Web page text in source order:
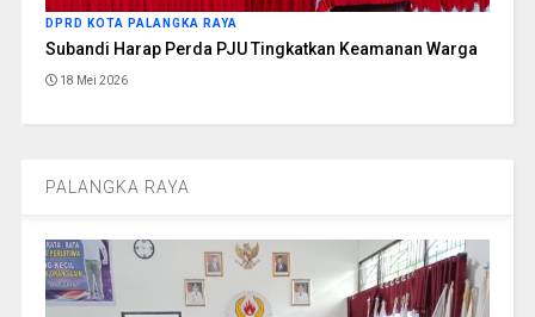
DPRD KOTA PALANGKA RAYA
Subandi Harap Perda PJU Tingkatkan Keamanan Warga
18 Mei 2026
PALANGKA RAYA